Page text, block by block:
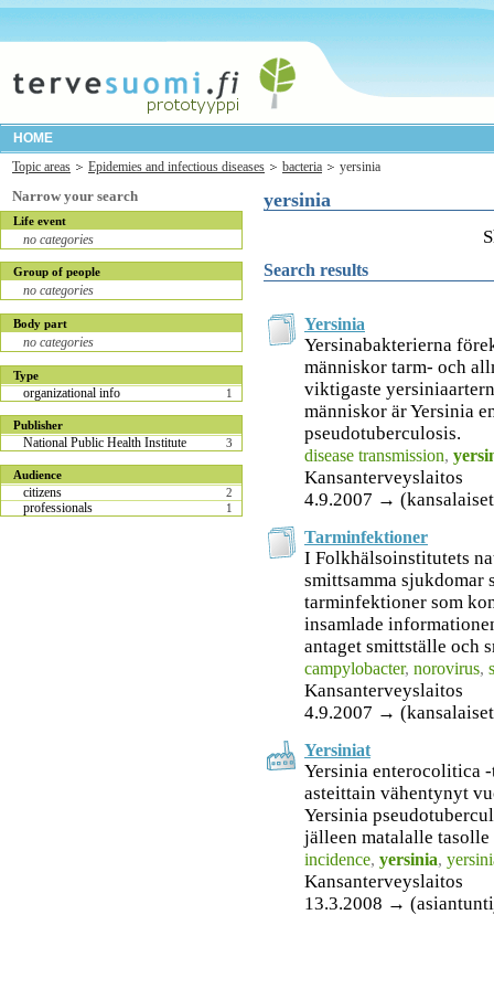
HOME
Topic areas
Epidemies and infectious diseases bacteria yersinia
Narrow your search
Life event
no categories
Group of people
no categories
Body part
no categories
Type
organizational info 1
Publisher
National Public Health Institute 3
Audience
citizens 2
professionals 1
yersinia
Search results
Yersinia
Yersinabakterierna
människor tarm- och
viktigaste
människor är Yersinia
pseudotuberculosis.
disease transmission,
Kansanterveyslaitos
4.9.2007 →
Tarminfektioner
I Folkhälsoinstitutets
smittsamma sjukdomar
tarminfektioner som
insamlade
antaget smittställe och
campylobacter, norovirus,
Kansanterveyslaitos
4.9.2007 →
Yersiniat
Yersinia enterocolitica -
asteittain vähentynyt
Yersinia
jälleen matalalle tasolle
incidence, yersinia,
Kansanterveyslaitos
13.3.2008 →